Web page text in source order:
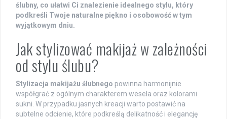
ślubny, co ułatwi Ci znalezienie idealnego stylu, który
podkreśli Twoje naturalne piękno i osobowość w tym
wyjątkowym dniu.
Jak stylizować makijaż w zależności
od stylu ślubu?
Stylizacja makijażu ślubnego powinna harmonijnie
współgrać z ogólnym charakterem wesela oraz kolorami
sukni. W przypadku jasnych kreacji warto postawić na
subtelne odcienie, które podkreślą delikatność i elegancję